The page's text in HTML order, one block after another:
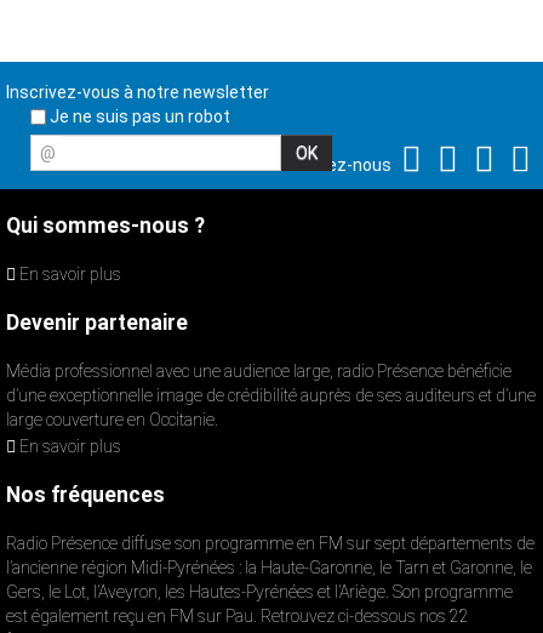
Inscrivez-vous à notre newsletter
Je ne suis pas un robot
@
Suivez-nous
Qui sommes-nous ?
En savoir plus
Devenir partenaire
Média professionnel avec une audience large, radio Présence bénéficie
d’une exceptionnelle image de crédibilité auprès de ses auditeurs et d’une
large couverture en Occitanie.
En savoir plus
Nos fréquences
Radio Présence diffuse son programme en FM sur sept départements de
l’ancienne région Midi-Pyrénées : la Haute-Garonne, le Tarn et Garonne, le
Gers, le Lot, l’Aveyron, les Hautes-Pyrénées et l’Ariège. Son programme
est également reçu en FM sur Pau. Retrouvez ci-dessous nos 22